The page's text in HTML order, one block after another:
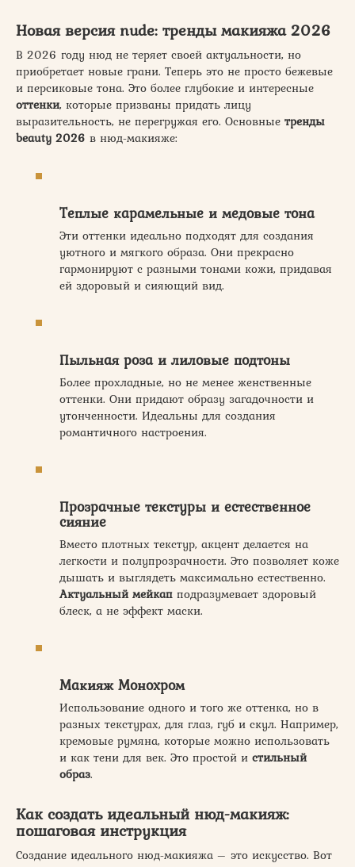
Новая версия nude: тренды макияжа 2026
В 2026 году нюд не теряет своей актуальности, но
приобретает новые грани. Теперь это не просто бежевые
и персиковые тона. Это более глубокие и интересные
оттенки, которые призваны придать лицу
выразительность, не перегружая его. Основные тренды
beauty 2026 в нюд-макияже:
Теплые карамельные и медовые тона
Эти оттенки идеально подходят для создания
уютного и мягкого образа. Они прекрасно
гармонируют с разными тонами кожи, придавая
ей здоровый и сияющий вид.
Пыльная роза и лиловые подтоны
Более прохладные, но не менее женственные
оттенки. Они придают образу загадочности и
утонченности. Идеальны для создания
романтичного настроения.
Прозрачные текстуры и естественное
сияние
Вместо плотных текстур, акцент делается на
легкости и полупрозрачности. Это позволяет коже
дышать и выглядеть максимально естественно.
Актуальный мейкап подразумевает здоровый
блеск, а не эффект маски.
Макияж Монохром
Использование одного и того же оттенка, но в
разных текстурах, для глаз, губ и скул. Например,
кремовые румяна, которые можно использовать
и как тени для век. Это простой и стильный
образ.
Как создать идеальный нюд-макияж:
пошаговая инструкция
Создание идеального нюд-макияжа – это искусство. Вот